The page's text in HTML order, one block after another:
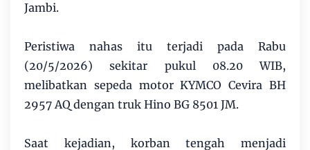
Jambi.
Peristiwa nahas itu terjadi pada Rabu
(20/5/2026) sekitar pukul 08.20 WIB,
melibatkan sepeda motor KYMCO Cevira BH
2957 AQ dengan truk Hino BG 8501 JM.
Saat kejadian, korban tengah menjadi